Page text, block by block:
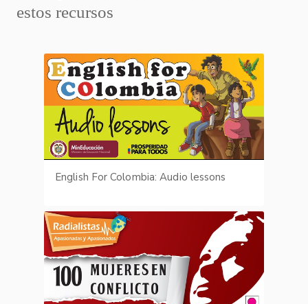
estos recursos
English For Colombia: Audio lessons